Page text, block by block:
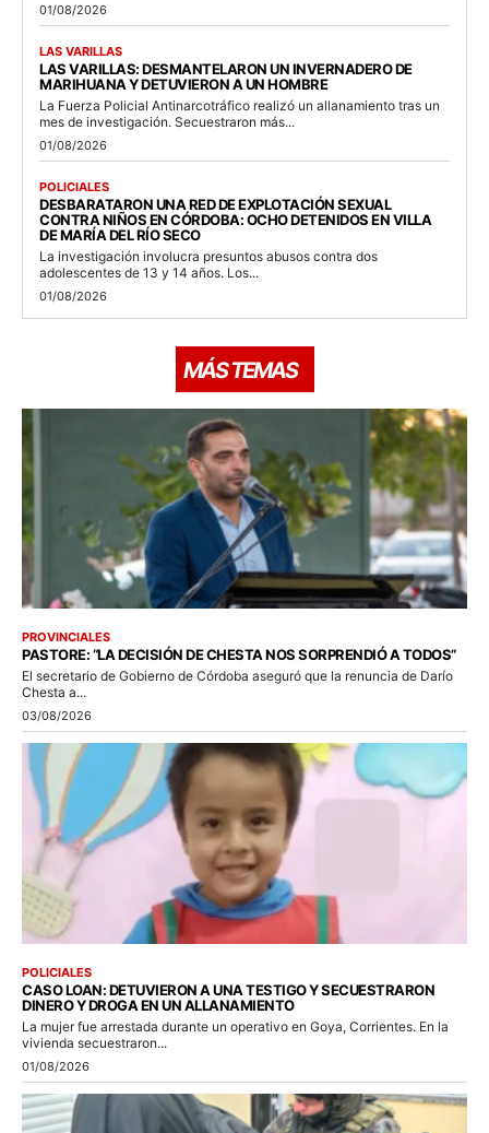
01/08/2026
LAS VARILLAS
LAS VARILLAS: DESMANTELARON UN INVERNADERO DE
MARIHUANA Y DETUVIERON A UN HOMBRE
La Fuerza Policial Antinarcotráfico realizó un allanamiento tras un
mes de investigación. Secuestraron más...
01/08/2026
POLICIALES
DESBARATARON UNA RED DE EXPLOTACIÓN SEXUAL
CONTRA NIÑOS EN CÓRDOBA: OCHO DETENIDOS EN VILLA
DE MARÍA DEL RÍO SECO
La investigación involucra presuntos abusos contra dos
adolescentes de 13 y 14 años. Los...
01/08/2026
MÁS TEMAS
PROVINCIALES
PASTORE: “LA DECISIÓN DE CHESTA NOS SORPRENDIÓ A TODOS”
El secretario de Gobierno de Córdoba aseguró que la renuncia de Darío
Chesta a...
03/08/2026
POLICIALES
CASO LOAN: DETUVIERON A UNA TESTIGO Y SECUESTRARON
DINERO Y DROGA EN UN ALLANAMIENTO
La mujer fue arrestada durante un operativo en Goya, Corrientes. En la
vivienda secuestraron...
01/08/2026